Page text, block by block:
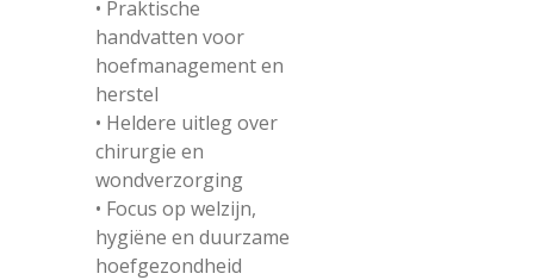
• Praktische
handvatten voor
hoefmanagement en
herstel
• Heldere uitleg over
chirurgie en
wondverzorging
• Focus op welzijn,
hygiëne en duurzame
hoefgezondheid